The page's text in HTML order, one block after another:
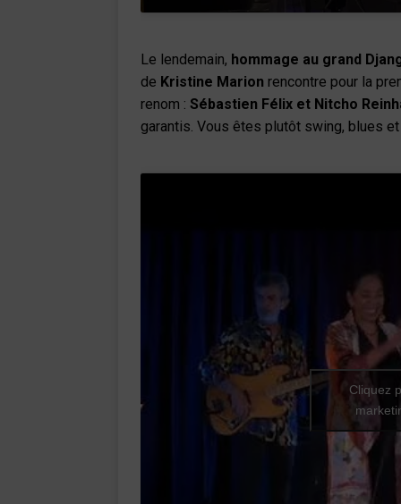
Le lendemain, hommage au grand
de Kristine Marion rencontre pour la
renom : Sébastien Félix et Nitcho
garantis. Vous êtes plutôt swing, blues
Cliquez